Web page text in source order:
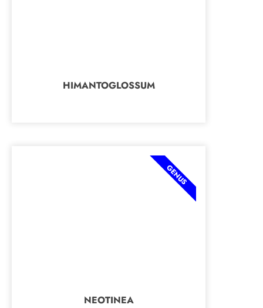
HIMANTOGLOSSUM
NEOTINEA
GENUS